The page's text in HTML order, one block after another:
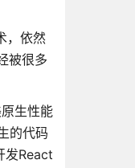
，依然
被很多
生性能
的代码
发React